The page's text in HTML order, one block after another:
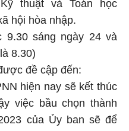
thuật và Toán học
hội hòa nhập.
9.30 sáng ngày 24 và
8.30)
đề cập đến:
hiện nay sẽ kết thúc
việc bầu chọn thành
của Ủy ban sẽ để